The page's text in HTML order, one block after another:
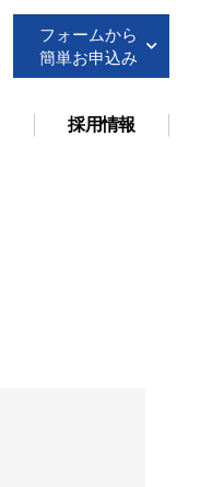
フォームから
簡単お申込み
採用情報